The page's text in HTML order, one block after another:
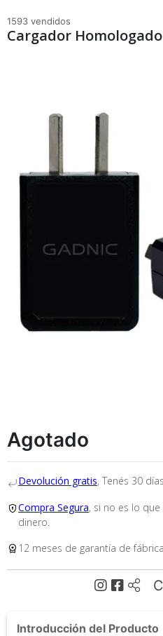
1593 vendidos
Cargador Homologado
Agotado
Devolución gratis, Tenés 30
Compra Segura, si no es lo
dinero.
12 meses de garantía de fábrica
Introducción del Producto
que esperabas o te
Tu